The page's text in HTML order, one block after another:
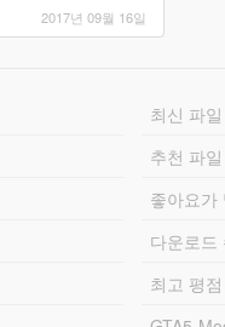
2017년 09월 16일
최신 파일
추천 파일
좋아요가
다운로드
최고 평